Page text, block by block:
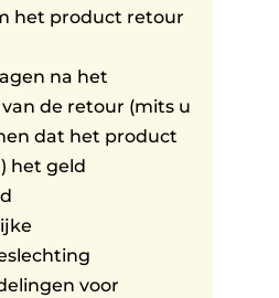
het product retour
na het
de retour (mits u
dat het product
het geld
voor